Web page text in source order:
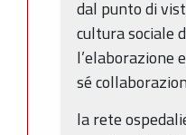
dal punto di
cultura sociale
l’elaborazione
sé
la rete